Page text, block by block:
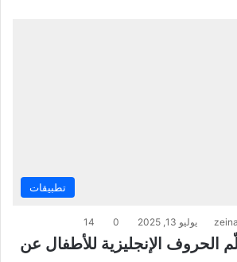
تطبيقات
يوليو 13, 2025 0
14
الحروف الإنجليزية للأطفال عن